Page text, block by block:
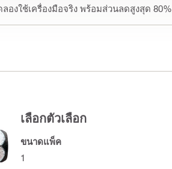
องใช้เครื่องมือจริง พร้อมส่วนลดสูงสุด 80%
เลือกตัวเลือก
ขนาดแพ็ค
1